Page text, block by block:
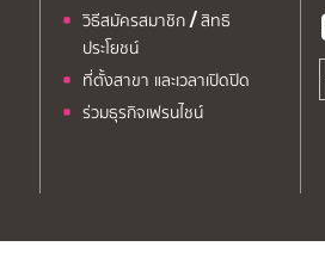
วิธีสมัครสมาชิก / สิทธิ
ประโยชน์
ที่ตั้งสาขา และเวลาเปิดปิด
ร่วมธุรกิจเฟรนไชน์